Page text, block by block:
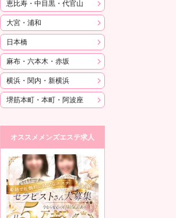
恵比寿・中目黒・代官山
大宮・浦和
日本橋
麻布・六本木・赤坂
横浜・関内・新横浜
堺筋本町・本町・阿波座
オススメメンズエステ求人